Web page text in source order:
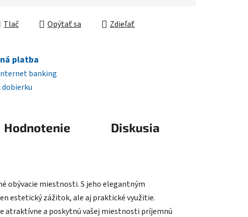
Tlač
Opýtať sa Zdieľať
platba
banking
Hodnotenie Diskusia
obývacie miestnosti. S jeho elegantným
estetický zážitok, ale aj praktické využitie.
atraktívne a poskytnú vašej miestnosti príjemnú